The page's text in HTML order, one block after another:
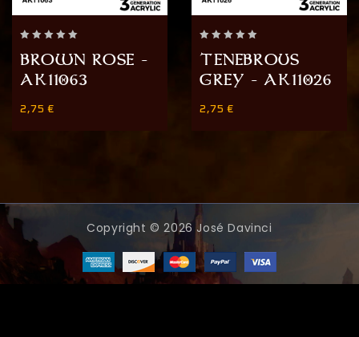
out
of
BROWN ROSE –
AK11063
2,75 €
out
of
TENEBROUS
GREY – AK11026
2,75 €
Copyright © 2026 José Davinci